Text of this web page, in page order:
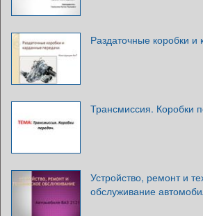
Раздаточные коробки
Трансмиссия. Коробки
Устройство, ремонт и
обслуживание